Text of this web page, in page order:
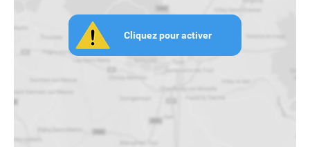
Cliquez pour activer